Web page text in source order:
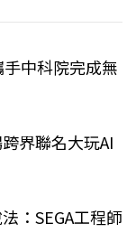
中科院完成無
界聯名大玩AI
：SEGA工程師